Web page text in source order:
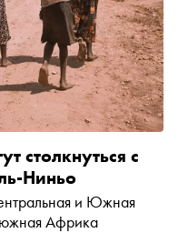
столкнуться с
Ниньо
и Южная
Африка